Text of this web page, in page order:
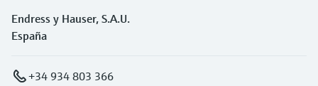
Endress y Hauser, S.A.U.
España
+34 934 803 366